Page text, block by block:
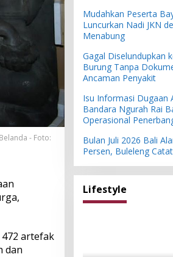
- Foto:
artefak
dan
Mudahkan Peserta
Luncurkan Nadi JKN
Menabung
Gagal Diselundupkan
Burung Tanpa
Ancaman Penyakit
Isu Informasi Dugaan
Bandara Ngurah Rai
Operasional
Bulan Juli 2026 Bali
Persen, Buleleng
Lifestyle